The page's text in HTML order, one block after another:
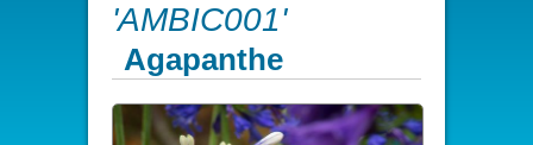
'AMBIC001'
Agapanthe